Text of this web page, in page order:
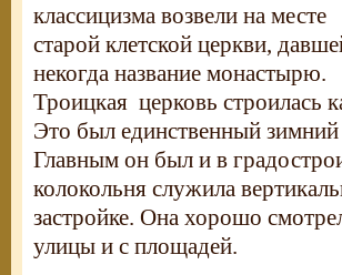
классицизма возвели на месте
старой клетской церкви,
некогда название монастырю.
Троицкая церковь строилась
Это был единственный
Главным он был и в
колокольня служила
застройке. Она хорошо
улицы и с площадей.